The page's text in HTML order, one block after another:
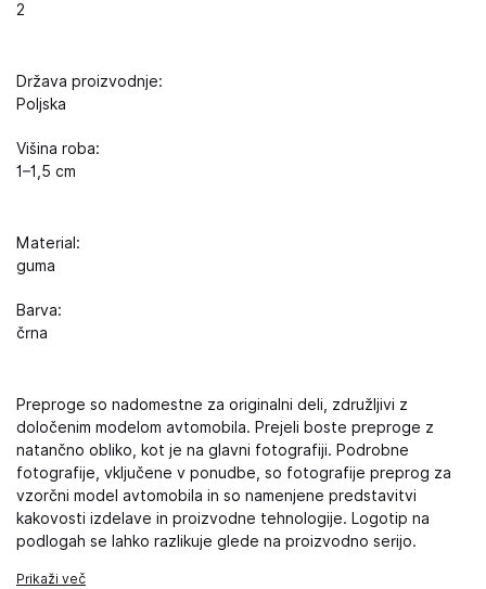
2
Država proizvodnje:
Poljska
Višina roba:
1–1,5 cm
Material:
guma
Barva:
črna
Preproge so nadomestne za originalni deli, združljivi z
določenim modelom avtomobila. Prejeli boste preproge z
natančno obliko, kot je na glavni fotografiji. Podrobne
fotografije, vključene v ponudbe, so fotografije preprog za
vzorčni model avtomobila in so namenjene predstavitvi
kakovosti izdelave in proizvodne tehnologije. Logotip na
podlogah se lahko razlikuje glede na proizvodno serijo.
Prikaži več